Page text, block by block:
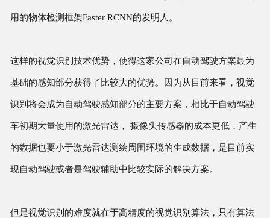
用的物体检测框架Faster RCNN的发明人。
这样的视觉识别技术优势，使得这家公司在自动驾驶方案最为
基础的感知部分获得了比较大的优势。因为从目前来看，视觉
识别将会成为自动驾驶感知部分的主要方案，相比于自动驾驶
车初期大量使用的激光雷达， 摄像头传感器的成本更低，产生
的数据也要小于激光雷达测绘周围环境的生成数据，是目前实
现自动驾驶或者是驾驶辅助中比较实际的解决方案。
但是视觉识别的难度就在于高精度的视觉识别算法，只有算法